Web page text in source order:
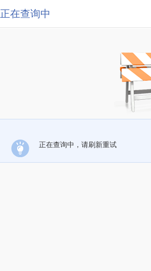
正在查询中
正在查询中，请刷新重试